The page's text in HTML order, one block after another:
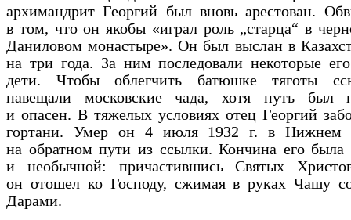
архимандрит Георгий был вновь арестован.
в том, что он якобы «играл роль „старца“ в
Даниловом монастыре». Он был выслан в
на три года. За ним последовали некоторые
дети. Чтобы облегчить батюшке тяготы
навещали московские чада, хотя путь был
и опасен. В тяжелых условиях отец Георгий
гортани. Умер он 4 июля 1932 г. в Нижнем
на обратном пути из ссылки. Кончина его была
и необычной: причастившись Святых
он отошел ко Господу, сжимая в руках Чашу
Дарами.